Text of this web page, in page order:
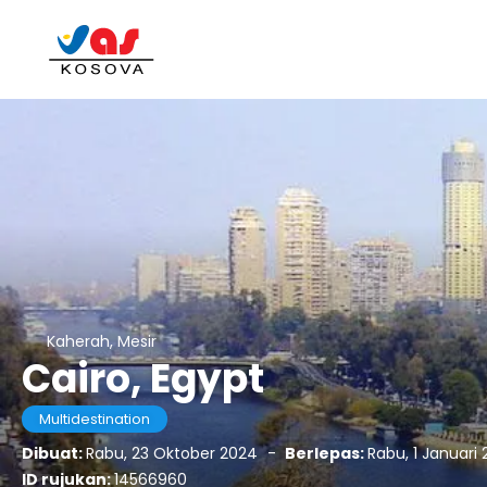
Kaherah, Mesir
Cairo, Egypt
Multidestination
Dibuat:Rabu, 23 Oktober 2024 - Berlepas:Rabu, 1 Januari
ID rujukan:14566960